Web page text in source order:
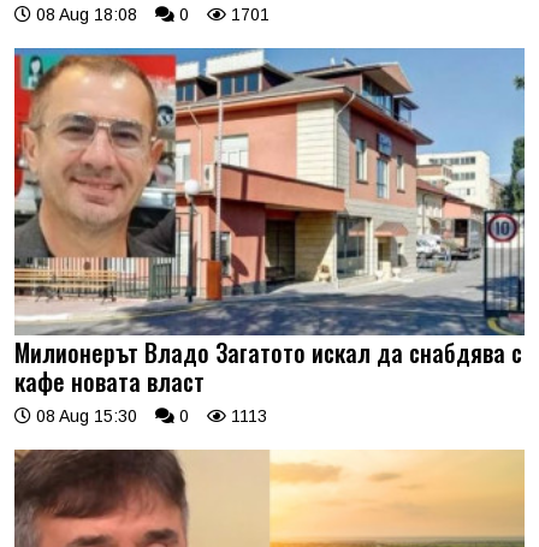
08 Aug 18:08 0 1701
Милионерът Владо Загатото искал да снабдява с
кафе новата власт
08 Aug 15:30 0 1113